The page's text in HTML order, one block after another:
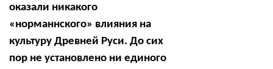
оказали никакого
«норманнского» влияния на
культуру Древней Руси. До сих
пор не установлено ни единого